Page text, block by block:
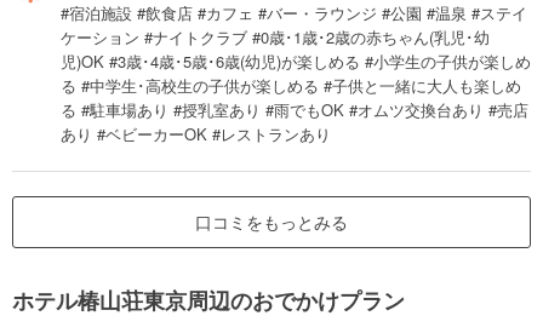
#宿泊施設 #飲食店 #カフェ #バー・ラウンジ #公園 #温泉 #ステイ
ケーション #ナイトクラブ #0歳･1歳･2歳の赤ちゃん(乳児･幼
児)OK #3歳･4歳･5歳･6歳(幼児)が楽しめる #小学生の子供が楽しめ
る #中学生･高校生の子供が楽しめる #子供と一緒に大人も楽しめ
る #駐車場あり #授乳室あり #雨でもOK #オムツ交換台あり #売店
あり #ベビーカーOK #レストランあり
口コミをもっとみる
ホテル椿山荘東京周辺のおでかけプラン